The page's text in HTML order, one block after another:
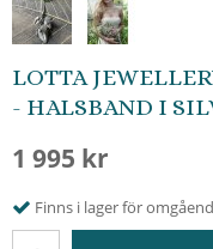
LOTTA
- HALSBAND I
1 995 kr
Finns i lager för